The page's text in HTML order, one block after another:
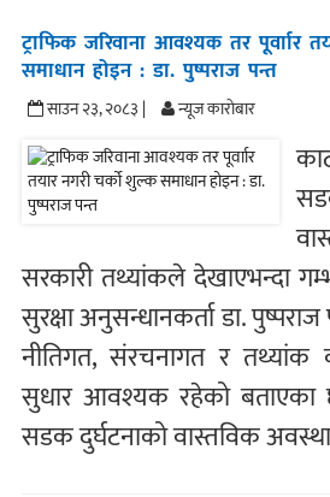
ट्राफिक जरिवाना आवश्यक तर पूर्वाार
समाधान होइन : डा. पुष्पराज पन्त
साउन २३, २०८३ | न्यूज काराेबार
सरकारी तथ्यांकले देखाएभन्दा
सुरक्षा अनुसन्धानकर्ता डा.
नीतिगत, संरचनागत र तथ्यांक
सुधार आवश्यक रहेको बताएका
सडक दुर्घटनाको वास्तविक